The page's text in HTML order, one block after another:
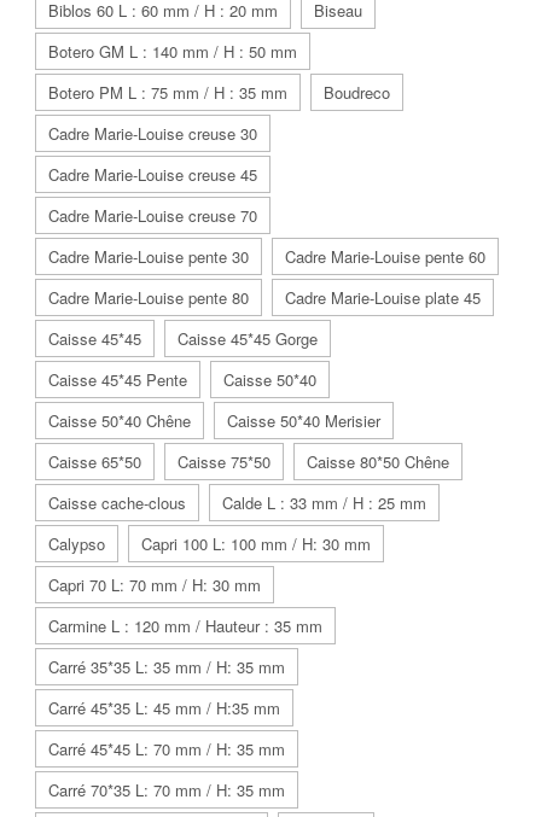
Biblos 60 L : 60 mm / H : 20 mm
Biseau
Botero GM L : 140 mm / H : 50 mm
Botero PM L : 75 mm / H : 35 mm
Boudreco
Cadre Marie-Louise creuse 30
Cadre Marie-Louise creuse 45
Cadre Marie-Louise creuse 70
Cadre Marie-Louise pente 30
Cadre Marie-Louise pente 60
Cadre Marie-Louise pente 80
Cadre Marie-Louise plate 45
Caisse 45*45
Caisse 45*45 Gorge
Caisse 45*45 Pente
Caisse 50*40
Caisse 50*40 Chêne
Caisse 50*40 Merisier
Caisse 65*50
Caisse 75*50
Caisse 80*50 Chêne
Caisse cache-clous
Calde L : 33 mm / H : 25 mm
Calypso
Capri 100 L: 100 mm / H: 30 mm
Capri 70 L: 70 mm / H: 30 mm
Carmine L : 120 mm / Hauteur : 35 mm
Carré 35*35 L: 35 mm / H: 35 mm
Carré 45*35 L: 45 mm / H:35 mm
Carré 45*45 L: 70 mm / H: 35 mm
Carré 70*35 L: 70 mm / H: 35 mm